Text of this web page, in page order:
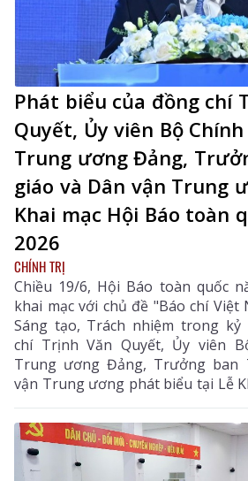
Phát biểu của đồng chí
Quyết, Ủy viên Bộ
Trung ương Đảng,
giáo và Dân vận Trung
Khai mạc Hội Báo toàn
2026
CHÍNH TRỊ
Chiều 19/6, Hội Báo toàn quốc
khai mạc với chủ đề "Báo chí
Sáng tạo, Trách nhiệm trong kỷ
chí Trịnh Văn Quyết, Ủy viên
Trung ương Đảng, Trưởng ban
vận Trung ương phát biểu tại Lễ